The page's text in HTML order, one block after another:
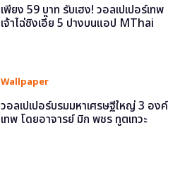
เพียง 59 บาท รับเฮง! วอลเปเปอร์เทพ
เจ้าไฉ่ซิงเอี๊ย 5 ปางบนแอป MThai
Wallpaper
วอลเปเปอร์บรมมหาเศรษฐีใหญ่ 3 องค์
เทพ โดยอาจารย์ มิก พชร ทูตเทวะ